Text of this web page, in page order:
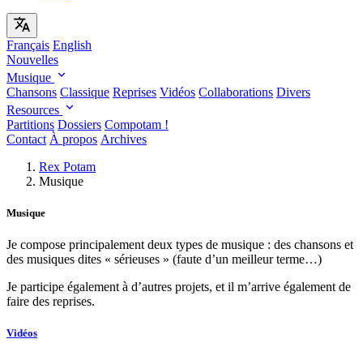
Français English
Nouvelles
Musique
Chansons Classique Reprises Vidéos Collaborations Divers
Resources
Partitions Dossiers Compotam !
Contact À propos Archives
Rex Potam
Musique
Musique
Je compose principalement deux types de musique : des chansons et
des musiques dites « sérieuses » (faute d’un meilleur terme…)
Je participe également à d’autres projets, et il m’arrive également de
faire des reprises.
Vidéos